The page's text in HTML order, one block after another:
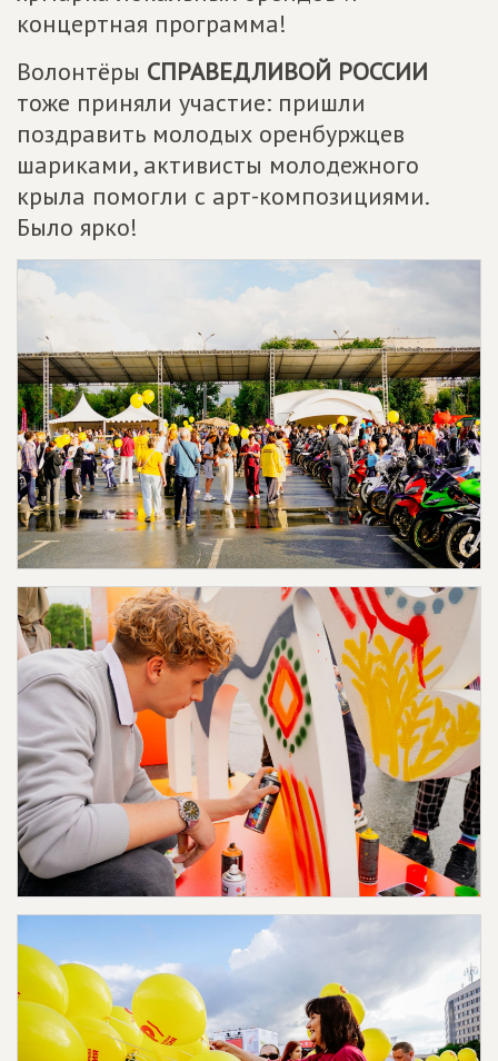
концертная программа!
Волонтёры СПРАВЕДЛИВОЙ РОССИИ
тоже приняли участие: пришли
поздравить молодых оренбуржцев
шариками, активисты молодежного
крыла помогли с арт-композициями.
Было ярко!